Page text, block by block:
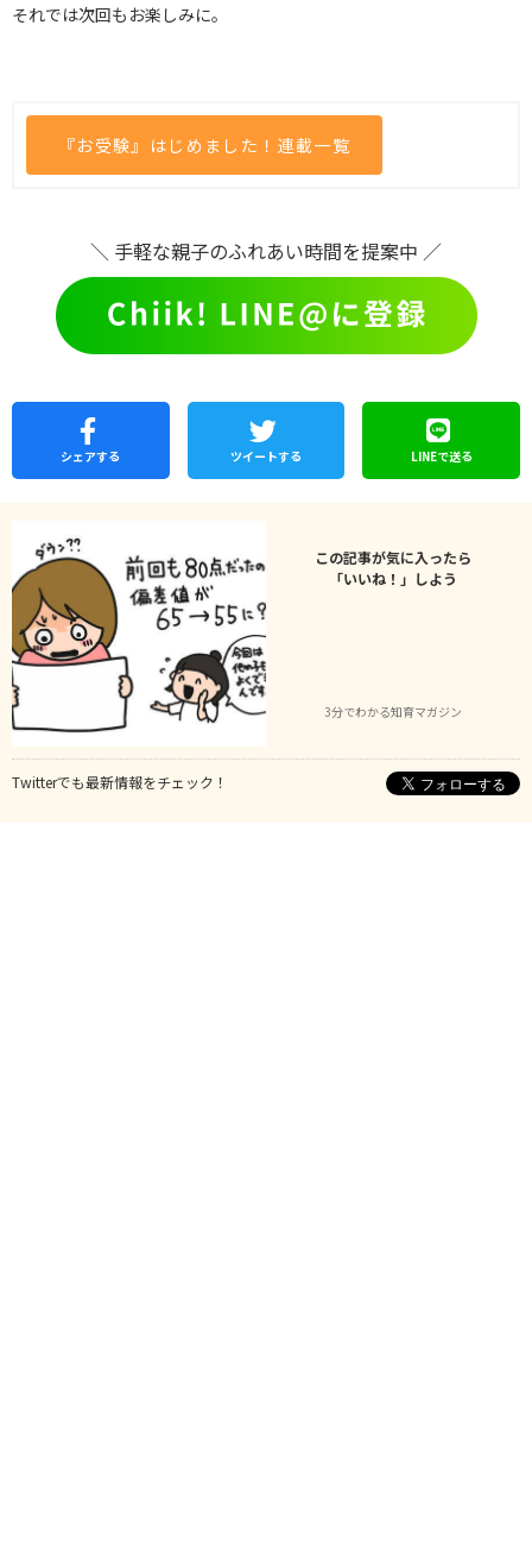
それでは次回もお楽しみに。
『お受験』はじめました！連載一覧
＼ 手軽な親子のふれあい時間を提案中 ／
シェアする ツイートする LINEで送る
この記事が気に入ったら
「いいね！」しよう
3分でわかる知育マガジン
Twitterでも最新情報をチェック！